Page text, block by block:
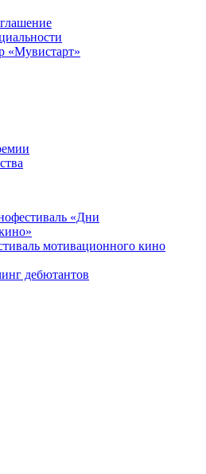
«Мувистарт»
«Дни
мотивационного кино
дебютантов